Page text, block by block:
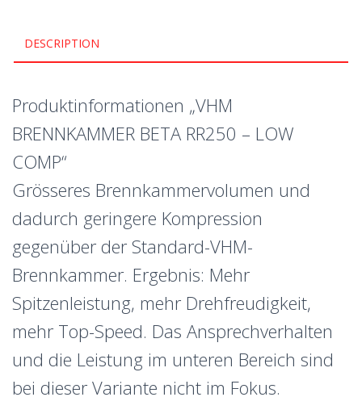
DESCRIPTION
Produktinformationen „VHM
BRENNKAMMER BETA RR250 – LOW
COMP“
Grösseres Brennkammervolumen und
dadurch geringere Kompression
gegenüber der Standard-VHM-
Brennkammer. Ergebnis: Mehr
Spitzenleistung, mehr Drehfreudigkeit,
mehr Top-Speed. Das Ansprechverhalten
und die Leistung im unteren Bereich sind
bei dieser Variante nicht im Fokus.